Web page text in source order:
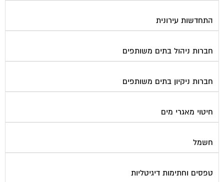
התחדשות עירונית
חברות ניהול בתים משותפים
חברות ניקיון בתים משותפים
חיטוי מאגרי מים
חשמל
טפסים וחתימות דיגיטליות